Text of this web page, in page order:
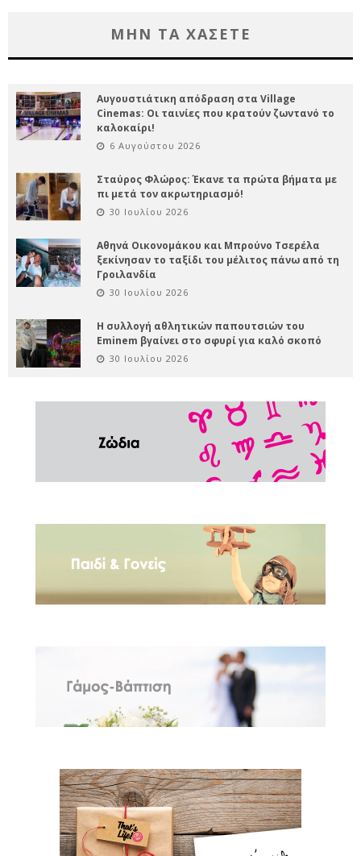
ΜΗΝ ΤΑ ΧΑΣΕΤΕ
Αυγουστιάτικη απόδραση στα Village
Cinemas: Οι ταινίες που κρατούν ζωντανό το
καλοκαίρι!
6 Αυγούστου 2026
Σταύρος Φλώρος: Έκανε τα πρώτα βήματα με
πι μετά τον ακρωτηριασμό!
30 Ιουλίου 2026
Αθηνά Οικονομάκου και Μπρούνο Τσερέλα
ξεκίνησαν το ταξίδι του μέλιτος πάνω από τη
Γροιλανδία
30 Ιουλίου 2026
Η συλλογή αθλητικών παπουτσιών του
Eminem βγαίνει στο σφυρί για καλό σκοπό
30 Ιουλίου 2026